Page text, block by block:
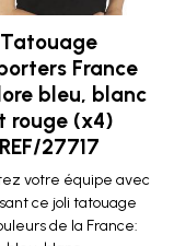
Tatouage
France
bleu, blanc
rouge (x4)
REF/27717
votre équipe avec
ce joli tatouage
de la France: